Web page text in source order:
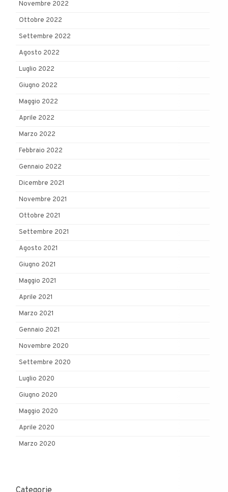
Novembre 2022
Ottobre 2022
Settembre 2022
Agosto 2022
Luglio 2022
Giugno 2022
Maggio 2022
Aprile 2022
Marzo 2022
Febbraio 2022
Gennaio 2022
Dicembre 2021
Novembre 2021
Ottobre 2021
Settembre 2021
Agosto 2021
Giugno 2021
Maggio 2021
Aprile 2021
Marzo 2021
Gennaio 2021
Novembre 2020
Settembre 2020
Luglio 2020
Giugno 2020
Maggio 2020
Aprile 2020
Marzo 2020